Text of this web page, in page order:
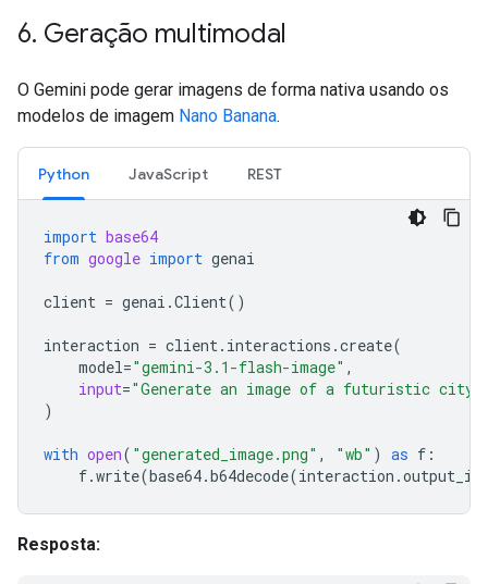
6. Geração multimodal
O Gemini pode gerar imagens de forma nativa usando os
modelos de imagem Nano Banana.
Python JavaScript REST
import base64
from google import genai
client = genai .Client()
interaction = client. interactions .create(
model="gemini-3.1-flash-image" ,
input="Generate an image of a futuristic city
)
with open( "generated_image.png" , "wb" ) as f :
f.write(base64.b64decode(interaction .
Resposta: